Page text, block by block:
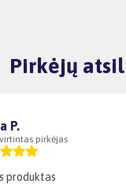
Pirkėjų
P.
pirkėjas
produktas